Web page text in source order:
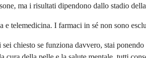
ma i risultati dipendono dallo stadio
e telemedicina. I farmaci in sé non sono
chiesto se funziona davvero, stai